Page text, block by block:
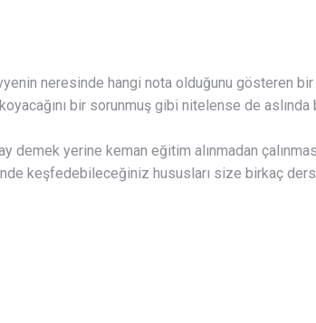
neresinde hangi nota olduğunu gösteren bir
bir sorunmuş gibi nitelense de
demek yerine keman eğitim alınmadan
keşfedebileceğiniz hususları size birkaç